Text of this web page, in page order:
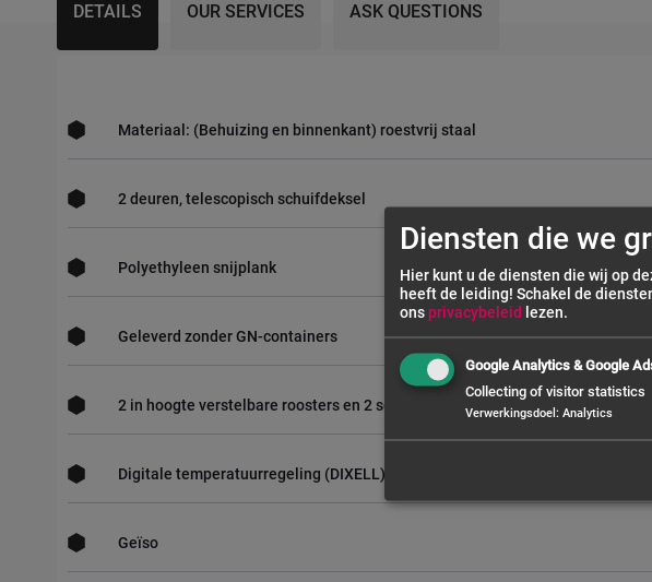
DETAILS
Materiaal: (Behuizing en binnenkant) roestvrij staal
2 deuren, telescopisch schuifdeksel
Polyethyleen snijplank
Geleverd zonder GN-containers
2 in hoogte verstelbare roosters en 2 sets geleiderails
Digitale temperatuurregeling (DIXELL)
Geïso
OUR SERVICES ASK QUESTIONS
Diensten die we
Hier kunt u de diensten die wij op
heeft de leiding! Schakel de
onsprivacybeleid lezen.
Google Analytics & Google
Collecting of visitor statistics
Verwerkingsdoel : Analytics